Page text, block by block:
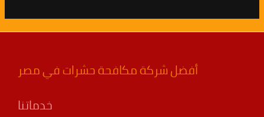
أفضل شركة مكافحة حشرات في مصر
خدماتنا